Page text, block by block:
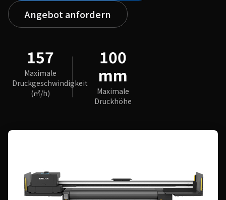
Angebot anfordern
157
Maximale
Druckgeschwindigkeit
(㎡/h)
100
mm
Maximale
Druckhöhe